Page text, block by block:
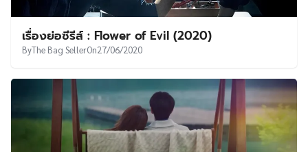
เรื่องย่อซีรีส์ : Flower of Evil (2020)
ByThe Bag SellerOn27/06/2020